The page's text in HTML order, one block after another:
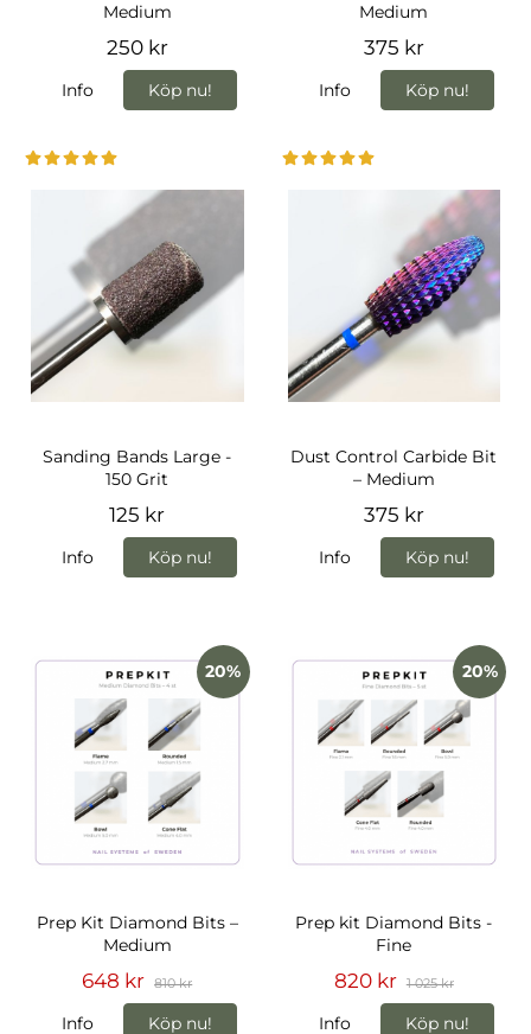
Medium
250 kr
Info Köp nu!
Medium
375 kr
Info Köp nu!
Sanding Bands Large -
150 Grit
125 kr
Info Köp nu!
Dust Control Carbide Bit
– Medium
375 kr
Info Köp nu!
20%
Prep Kit Diamond Bits –
Medium
648 kr 810 kr
Info Köp nu!
20%
Prep kit Diamond Bits -
Fine
820 kr 1 025 kr
Info Köp nu!